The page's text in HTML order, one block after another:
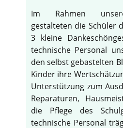
Im Rahmen
gestalteten die Schüler
3 kleine
technische Personal
den selbst gebastelten
Kinder ihre
Unterstützung zum
Reparaturen,
die Pflege des
technische Personal